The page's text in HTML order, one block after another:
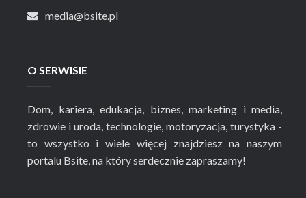
media@bsite.pl
O SERWISIE
Dom, kariera, edukacja, biznes, marketing i media,
zdrowie i uroda, technologie, motoryzacja, turystyka -
to wszystko i wiele więcej znajdziesz na naszym
portalu Bsite, na który serdecznie zapraszamy!